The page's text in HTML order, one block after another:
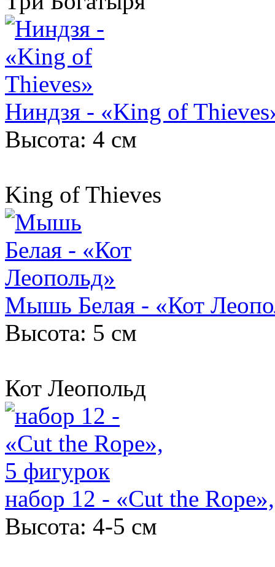
Ниндзя - «King of
Высота: 4 см
King of Thieves
Мышь Белая - «Кот
Высота: 5 см
Кот Леопольд
набор 12 - «Cut the
Высота: 4-5 см